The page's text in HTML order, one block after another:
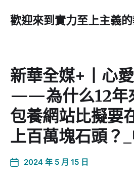
歡迎來到實力至上主義
新華全媒+丨心
——為什么12年
包養網站比擬要
上百萬塊石頭？
2024 年 5 月 15 日